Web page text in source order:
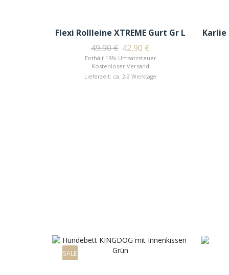
Flexi Rollleine XTREME Gurt Gr L
49,90€ 42,90 €
Enthält 19% Umsatzsteuer
Kostenloser Versand
Lieferzeit: ca. 2-3 Werktage
Karlie
SALE